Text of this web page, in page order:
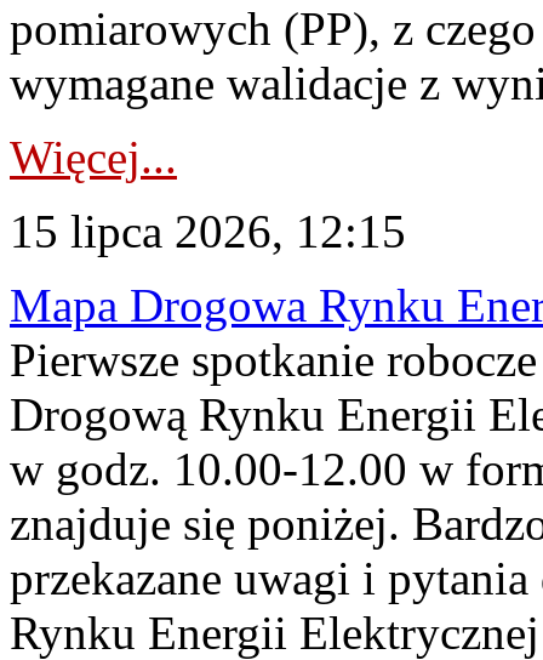
pomiarowych (PP), z
wymagane walidacje z
Więcej...
15 lipca 2026, 12:15
Mapa Drogowa Rynku
Pierwsze spotkanie
Drogową Rynku Energii
w godz. 10.00-12.00 w
znajduje się poniżej.
przekazane uwagi i
Rynku Energii